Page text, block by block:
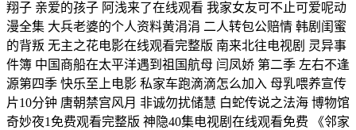
翔子 亲爱的孩子 阿浅来了在线观看 我家女友可不止可爱呢动
漫全集 大兵老婆的个人资料黄涓涓 二人转包公赔情 韩剧闺蜜
的背叛 无主之花电影在线观看完整版 南来北往电视剧 灵异事
件簿 中国商船在太平洋遇到祖国航母 闫凤娇 第二季 左右不逢
源第四季 快乐至上电影 私家车跑滴滴怎么加入 母乳喂养宣传
片10分钟 唐朝禁宫风月 非诚勿扰储慧 白蛇传说之法海 博物馆
奇妙夜1免费观看完整版 神隐40集电视剧在线观看免费 《邻家